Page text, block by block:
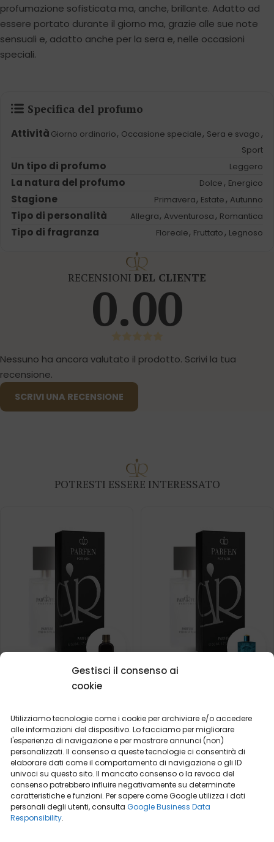
Gestisci il consenso ai
cookie
Utilizziamo tecnologie come i cookie per archiviare e/o accedere
alle informazioni del dispositivo. Lo facciamo per migliorare
l'esperienza di navigazione e per mostrare annunci (non)
personalizzati. Il consenso a queste tecnologie ci consentirà di
elaborare dati come il comportamento di navigazione o gli ID
univoci su questo sito. Il mancato consenso o la revoca del
consenso potrebbero influire negativamente su determinate
caratteristiche e funzioni. Per sapere come Google utilizza i dati
personali degli utenti, consultaGoogle Business Data
Responsibility.
profumazione sofisticata ma, anche, brillante. Adatto ad
essere portato durante il giorno ma, grazie alle sue note
sensuali e, adatto anche per la sera e, nelle occasioni
speciali.
Specifica del profumo
Attività Giorno ordinario, Occasione speciale, Sera e svago,
Sport
Un tipo di profumo Leggero
La natura del profumo Dolce, Energico
Stagione Primavera, Estate, Autunno
Tipo di personalità Allegra, Avventurosa, Romantica
Tipo di fragranza Floreale, Fruttato, Legnoso
RECENSIONI DEL CLIENTE
0.00
Nessuno ha ancora valutato il prodotto. Scrivi la tua
recensione.
SCRIVI UNA RECENSIONE
POTRESTI ESSERE INTERESSATO
Profumo da uomo – 404
DOLCE & GABBANA -
INTENSO
2ml 50ml
19,99€
VERSACE - EROS
2ml 20ml 50ml 100ml
19,99€